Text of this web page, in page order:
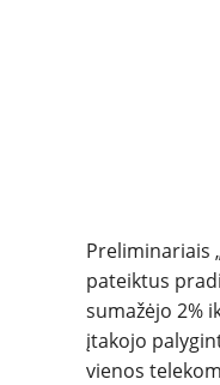
Preliminariais
pateiktus
sumažėjo 2%
įtakojo
vienos